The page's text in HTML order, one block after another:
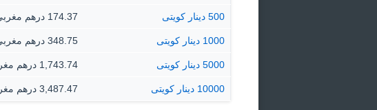
500 دينار كويتى 174.37 درهم مغربى
1000 دينار كويتى 348.75 درهم مغربى
5000 دينار كويتى 1,743.74 درهم مغربى
10000 دينار كويتى 3,487.47 درهم مغربى